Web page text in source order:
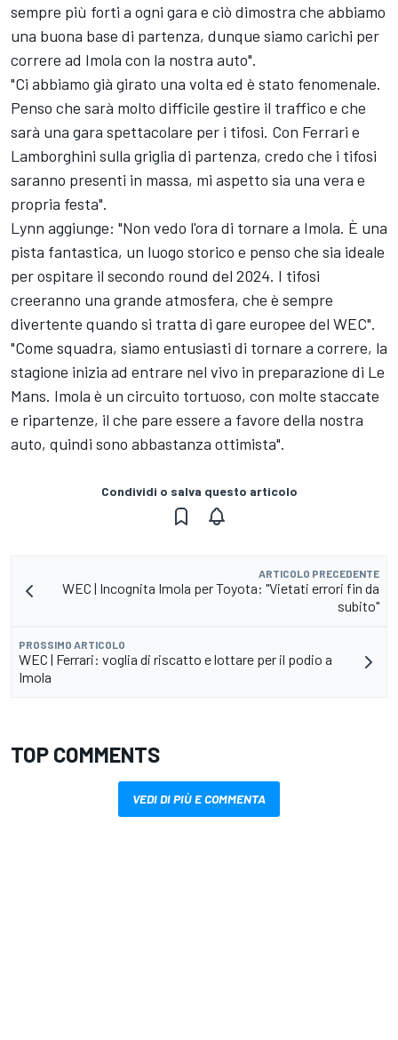
sempre più forti a ogni gara e ciò dimostra che abbiamo
una buona base di partenza, dunque siamo carichi per
correre ad Imola con la nostra auto".
"Ci abbiamo già girato una volta ed è stato fenomenale.
Penso che sarà molto difficile gestire il traffico e che
sarà una gara spettacolare per i tifosi. Con Ferrari e
Lamborghini sulla griglia di partenza, credo che i tifosi
saranno presenti in massa, mi aspetto sia una vera e
propria festa".
Lynn aggiunge: "Non vedo l'ora di tornare a Imola. È una
pista fantastica, un luogo storico e penso che sia ideale
per ospitare il secondo round del 2024. I tifosi
creeranno una grande atmosfera, che è sempre
divertente quando si tratta di gare europee del WEC".
"Come squadra, siamo entusiasti di tornare a correre, la
stagione inizia ad entrare nel vivo in preparazione di Le
Mans. Imola è un circuito tortuoso, con molte staccate
e ripartenze, il che pare essere a favore della nostra
auto, quindi sono abbastanza ottimista".
Condividi o salva questo articolo
ARTICOLO PRECEDENTE
WEC | Incognita Imola per Toyota: "Vietati errori fin da
subito"
PROSSIMO ARTICOLO
WEC | Ferrari: voglia di riscatto e lottare per il podio a
Imola
TOP COMMENTS
VEDI DI PIÙ E COMMENTA